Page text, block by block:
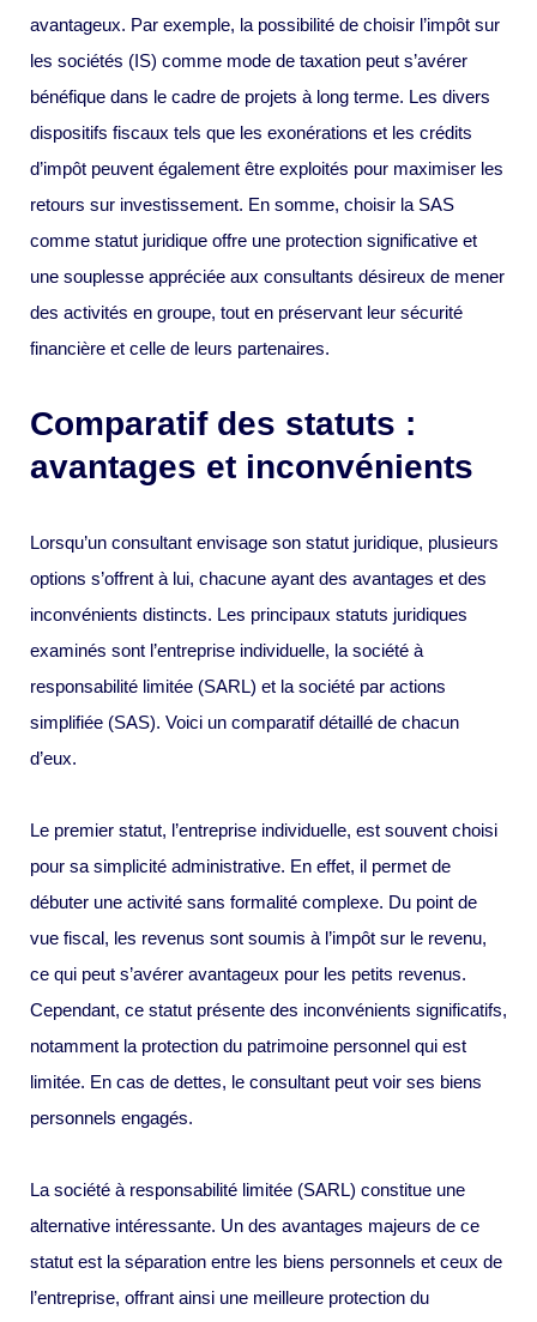
avantageux. Par exemple, la possibilité de choisir l’impôt sur
les sociétés (IS) comme mode de taxation peut s’avérer
bénéfique dans le cadre de projets à long terme. Les divers
dispositifs fiscaux tels que les exonérations et les crédits
d’impôt peuvent également être exploités pour maximiser les
retours sur investissement. En somme, choisir la SAS
comme statut juridique offre une protection significative et
une souplesse appréciée aux consultants désireux de mener
des activités en groupe, tout en préservant leur sécurité
financière et celle de leurs partenaires.
Comparatif des statuts :
avantages et inconvénients
Lorsqu’un consultant envisage son statut juridique, plusieurs
options s’offrent à lui, chacune ayant des avantages et des
inconvénients distincts. Les principaux statuts juridiques
examinés sont l’entreprise individuelle, la société à
responsabilité limitée (SARL) et la société par actions
simplifiée (SAS). Voici un comparatif détaillé de chacun
d’eux.
Le premier statut, l’entreprise individuelle, est souvent choisi
pour sa simplicité administrative. En effet, il permet de
débuter une activité sans formalité complexe. Du point de
vue fiscal, les revenus sont soumis à l’impôt sur le revenu,
ce qui peut s’avérer avantageux pour les petits revenus.
Cependant, ce statut présente des inconvénients significatifs,
notamment la protection du patrimoine personnel qui est
limitée. En cas de dettes, le consultant peut voir ses biens
personnels engagés.
La société à responsabilité limitée (SARL) constitue une
alternative intéressante. Un des avantages majeurs de ce
statut est la séparation entre les biens personnels et ceux de
l’entreprise, offrant ainsi une meilleure protection du